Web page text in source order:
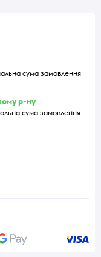
сума замовлення
р-ну
сума замовлення